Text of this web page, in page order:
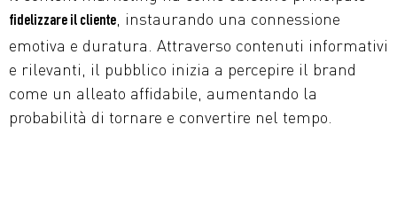
fidelizzare il cliente
, instaurando una connessione
emotiva e duratura. Attraverso contenuti informativi
e rilevanti, il pubblico inizia a percepire il brand
come un alleato affidabile, aumentando la
probabilità di tornare e convertire nel tempo.